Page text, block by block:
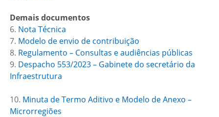
Demais documentos
6. Nota Técnica
7. Modelo de envio de contribuição
8. Regulamento – Consultas e audiências públicas
9. Despacho 553/2023 – Gabinete do secretário da
Infraestrutura
10. Minuta de Termo Aditivo e Modelo de Anexo –
Microrregiões